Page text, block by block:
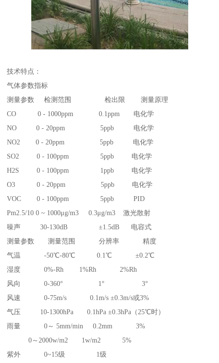
技术特点：
气体参数指标
测量参数 检测范围 检出限 测量原理
CO 0 - 1000ppm 0.1ppm 电化学
NO 0 - 20ppm 5ppb 电化学
NO2 0 - 20ppm 5ppb 电化学
SO2 0 - 100ppm 5ppb 电化学
H2S 0 - 100ppm 1ppb 电化学
O3 0 - 20ppm 5ppb 电化学
VOC 0 - 100ppm 5ppb PID
Pm2.5/10 0 ~ 1000μg/m3 0.3μg/m3 激光散射
噪声 30-130dB ±1.5dB 电容式
测量参数 测量范围 分辨率 精度
气温 -50℃-80℃ 0.1℃ ±0.2℃
湿度 0%-Rh 1%Rh 2%Rh
风向 0-360° 1° 3°
风速 0-75m/s 0.1m/s ±0.3m/s或3%
气压 10-1300hPa 0.1hPa ±0.3hPa（25℃时）
雨量 0～ 5mm/min 0.2mm 3%
0～2000w/m2 1w/m2 5%
紫外 0~15级 1级